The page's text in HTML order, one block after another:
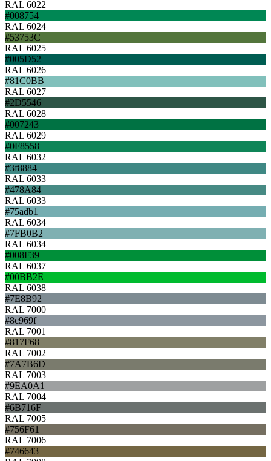
RAL 6022
#008754
RAL 6024
#53753C
RAL 6025
#005D52
RAL 6026
#81C0BB
RAL 6027
#2D5546
RAL 6028
#007243
RAL 6029
#0F8558
RAL 6032
#3f8884
RAL 6033
#478A84
RAL 6033
#75adb1
RAL 6034
#7FB0B2
RAL 6034
#008F39
RAL 6037
#00BB2E
RAL 6038
#7E8B92
RAL 7000
#8c969f
RAL 7001
#817F68
RAL 7002
#7A7B6D
RAL 7003
#9EA0A1
RAL 7004
#6B716F
RAL 7005
#756F61
RAL 7006
#746643